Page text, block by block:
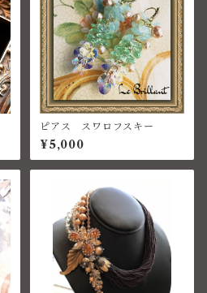
ピアス スワロフスキー
¥5,000